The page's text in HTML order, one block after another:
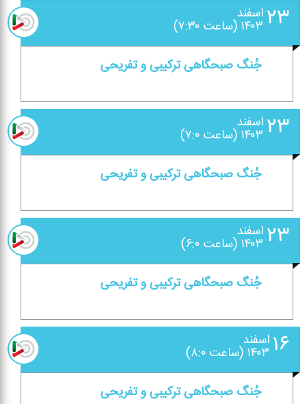
۲۳اسفند
۱۴۰۳ (ساعت ۷:۳۰)
جُنگ صبحگاهی تركیبی و تفریحی
۲۳اسفند
۱۴۰۳ (ساعت ۷:۰)
جُنگ صبحگاهی تركیبی و تفریحی
۲۳اسفند
۱۴۰۳ (ساعت ۶:۰)
جُنگ صبحگاهی تركیبی و تفریحی
۱۶اسفند
۱۴۰۳ (ساعت ۸:۰)
جُنگ صبحگاهی تركیبی و تفریحی